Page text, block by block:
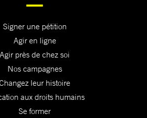
Signer une pétition
Agir en ligne
Agir près de chez soi
Nos campagnes
leur histoire
aux droits humains
Se former